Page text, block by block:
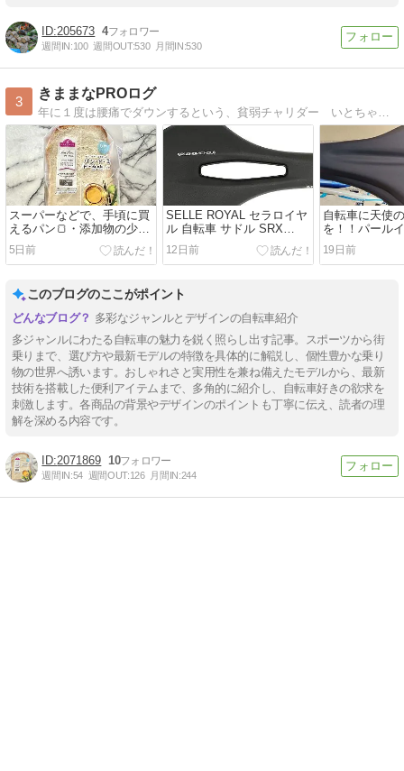
205673 4
週間IN:100 週間OUT:530 月間IN:530
3
きままなPROログ
年に１度は腰痛でダウンするという、貧弱チャリダー いとちゃん！！腰痛と仕事の悩みを抱えながらも前向きに行動を起こす男のBlog
スーパーなどで、手頃に買
えるパン🍞・添加物の少な
い商品の見分け方。
5日前
SELLE ROYAL セラロイヤ
ル 自転車 サドル SRX
OPEN スマートかつコンフ
ォートなサドル。
12日前
自転車に天使
を！！パール
ルカバー
19日前
このブログのここがポイント
多彩なジャンルとデザインの自転車紹介
多ジャンルにわたる自転車の魅力を鋭く照らし出す記事。スポーツから街
乗りまで、選び方や最新モデルの特徴を具体的に解説し、個性豊かな乗り
物の世界へ誘います。おしゃれさと実用性を兼ね備えたモデルから、最新
技術を搭載した便利アイテムまで、多角的に紹介し、自転車好きの欲求を
刺激します。各商品の背景やデザインのポイントも丁寧に伝え、読者の理
解を深める内容です。
2071869 10
週間IN:54 週間OUT:126 月間IN:244